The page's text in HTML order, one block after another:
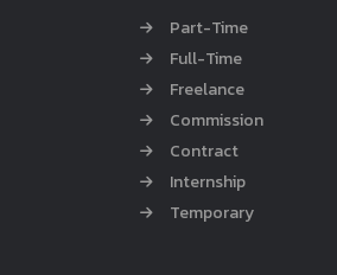
Part-Time
Full-Time
Freelance
Commission
Contract
Internship
Temporary